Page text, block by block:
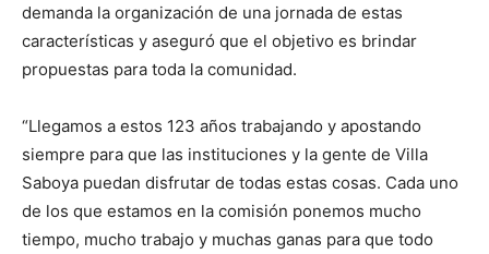
demanda la organización de una jornada de estas
características y aseguró que el objetivo es brindar
propuestas para toda la comunidad.
“Llegamos a estos 123 años trabajando y apostando
siempre para que las instituciones y la gente de Villa
Saboya puedan disfrutar de todas estas cosas. Cada uno
de los que estamos en la comisión ponemos mucho
tiempo, mucho trabajo y muchas ganas para que todo